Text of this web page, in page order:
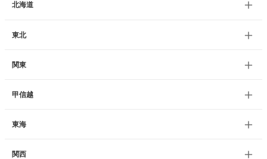
北海道
東北
関東
甲信越
東海
関西